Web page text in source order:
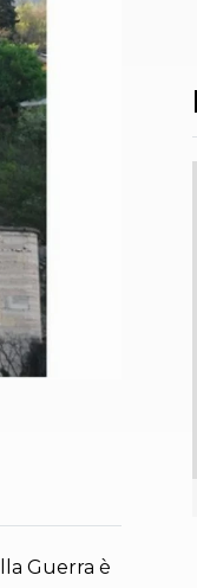
Guerra è